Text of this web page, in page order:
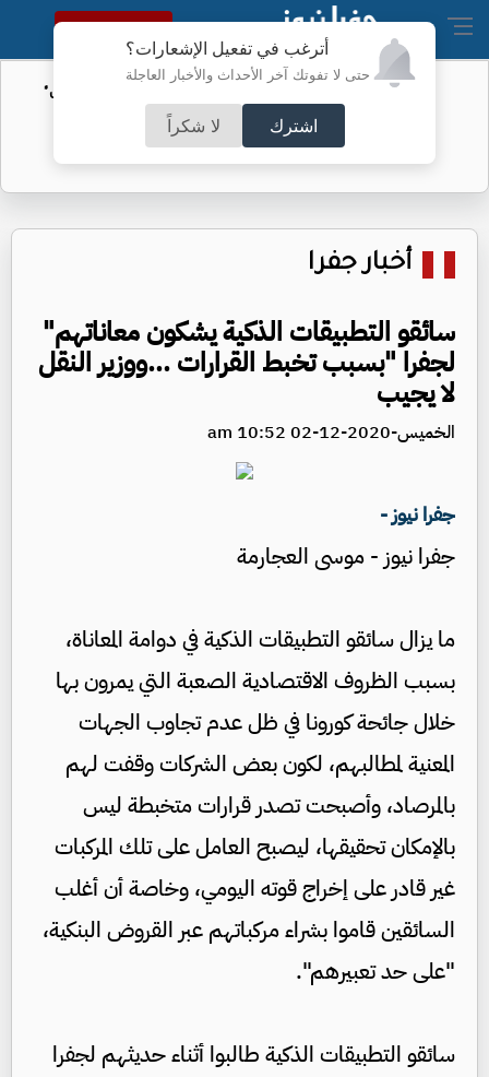
أترغب في تفعيل الإشعارات؟
حتى لا تفوتك آخر الأحداث والأخبار العاجلة
اشترك لا شكراً
النسخة الكاملة
الأمن السيبراني يحذر من رسائل "واتساب"
أخبار جفرا
سائقو التطبيقات الذكية يشكون معاناتهم"
لجفرا "بسبب تخبط القرارات ...ووزير النقل
لا يجيب
الخميس-2020-12-02 10:52 am
جفرا نيوز -
جفرا نيوز - موسى العجارمة
ما يزال سائقو التطبيقات الذكية في دوامة المعاناة،
بسبب الظروف الاقتصادية الصعبة التي يمرون بها
خلال جائحة كورونا في ظل عدم تجاوب الجهات
المعنية لمطالبهم، لكون بعض الشركات وقفت لهم
بالمرصاد، وأصبحت تصدر قرارات متخبطة ليس
بالإمكان تحقيقها، ليصبح العامل على تلك المركبات
غير قادر على إخراج قوته اليومي، وخاصة أن أغلب
السائقين قاموا بشراء مركباتهم عبر القروض البنكية،
"على حد تعبيرهم".
سائقو التطبيقات الذكية طالبوا أثناء حديثهم لجفرا